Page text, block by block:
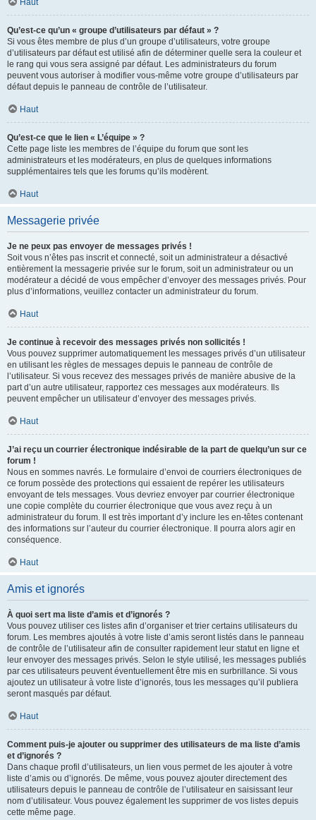
Haut
Qu’est-ce qu’un « groupe d’utilisateurs par défaut » ?
Si vous êtes membre de plus d’un groupe d’utilisateurs, votre groupe
d’utilisateurs par défaut est utilisé afin de déterminer quelle sera la couleur et
le rang qui vous sera assigné par défaut. Les administrateurs du forum
peuvent vous autoriser à modifier vous-même votre groupe d’utilisateurs par
défaut depuis le panneau de contrôle de l’utilisateur.
Haut
Qu’est-ce que le lien « L’équipe » ?
Cette page liste les membres de l’équipe du forum que sont les
administrateurs et les modérateurs, en plus de quelques informations
supplémentaires tels que les forums qu’ils modèrent.
Haut
Messagerie privée
Je ne peux pas envoyer de messages privés !
Soit vous n’êtes pas inscrit et connecté, soit un administrateur a désactivé
entièrement la messagerie privée sur le forum, soit un administrateur ou un
modérateur a décidé de vous empêcher d’envoyer des messages privés. Pour
plus d’informations, veuillez contacter un administrateur du forum.
Haut
Je continue à recevoir des messages privés non sollicités !
Vous pouvez supprimer automatiquement les messages privés d’un utilisateur
en utilisant les règles de messages depuis le panneau de contrôle de
l’utilisateur. Si vous recevez des messages privés de manière abusive de la
part d’un autre utilisateur, rapportez ces messages aux modérateurs. Ils
peuvent empêcher un utilisateur d’envoyer des messages privés.
Haut
J’ai reçu un courrier électronique indésirable de la part de quelqu’un sur ce
forum !
Nous en sommes navrés. Le formulaire d’envoi de courriers électroniques de
ce forum possède des protections qui essaient de repérer les utilisateurs
envoyant de tels messages. Vous devriez envoyer par courrier électronique
une copie complète du courrier électronique que vous avez reçu à un
administrateur du forum. Il est très important d’y inclure les en-têtes contenant
des informations sur l’auteur du courrier électronique. Il pourra alors agir en
conséquence.
Haut
Amis et ignorés
À quoi sert ma liste d’amis et d’ignorés ?
Vous pouvez utiliser ces listes afin d’organiser et trier certains utilisateurs du
forum. Les membres ajoutés à votre liste d’amis seront listés dans le panneau
de contrôle de l’utilisateur afin de consulter rapidement leur statut en ligne et
leur envoyer des messages privés. Selon le style utilisé, les messages publiés
par ces utilisateurs peuvent éventuellement être mis en surbrillance. Si vous
ajoutez un utilisateur à votre liste d’ignorés, tous les messages qu’il publiera
seront masqués par défaut.
Haut
Comment puis-je ajouter ou supprimer des utilisateurs de ma liste d’amis
et d’ignorés ?
Dans chaque profil d’utilisateurs, un lien vous permet de les ajouter à votre
liste d’amis ou d’ignorés. De même, vous pouvez ajouter directement des
utilisateurs depuis le panneau de contrôle de l’utilisateur en saisissant leur
nom d’utilisateur. Vous pouvez également les supprimer de vos listes depuis
cette même page.